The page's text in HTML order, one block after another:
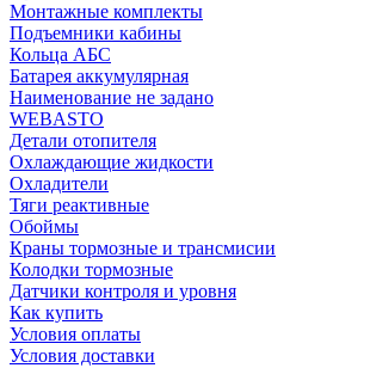
Монтажные комплекты
Подъемники кабины
Кольца АБС
Батарея аккумулярная
Наименование не задано
WEBASTO
Детали отопителя
Охлаждающие жидкости
Охладители
Тяги реактивные
Обоймы
Краны тормозные и трансмисии
Колодки тормозные
Датчики контроля и уровня
Как купить
Условия оплаты
Условия доставки